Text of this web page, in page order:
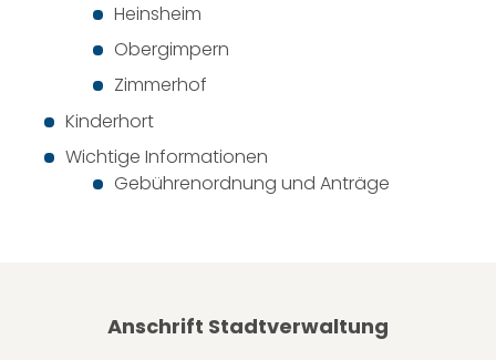
Heinsheim
Obergimpern
Zimmerhof
Kinderhort
Wichtige Informationen
Gebührenordnung und Anträge
Anschrift Stadtverwaltung